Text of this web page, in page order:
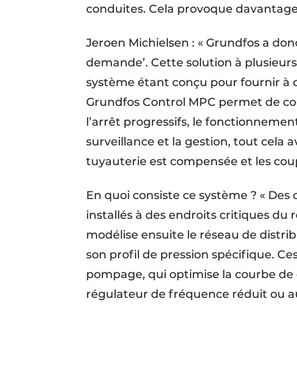
conduites. Cela provoque
Jeroen Michielsen : « Grundfos a
demande’. Cette solution à
système étant conçu pour fournir à
Grundfos Control MPC permet de
l’arrêt progressifs, le
surveillance et la gestion, tout cela
tuyauterie est compensée et les
En quoi consiste ce système ? «
installés à des endroits critiques du
modélise ensuite le réseau de
son profil de pression spécifique.
pompage, qui optimise la courbe
régulateur de fréquence réduit ou